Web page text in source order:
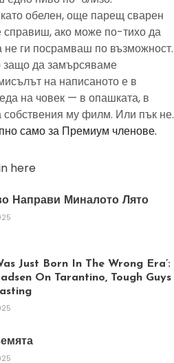
обелен, още парещ сварен
справиш, ако може по-тихо да
ги посрамваш по възможност.
защо да замърсяваме
на написаното е в
на човек — в опашката, в
собствения му филм. Или пък не.
само за Премиум членове.
here
Направи Миналото Лято
Just Born In The Wrong Era’:
On Tarantino, Tough Guys